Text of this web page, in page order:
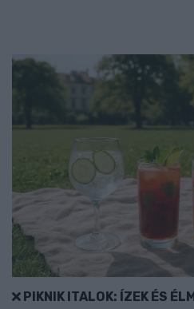
PIKNIK ITALOK: ÍZEK ÉS